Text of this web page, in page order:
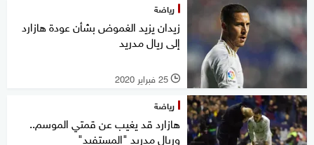
رياضة
زيدان يزيد الغموض بشأن عودة هازارد
إلى ريال مدريد
l 25 فبراير 2020
رياضة
هازارد قد يغيب عن قمتي الموسم..
وريال مدريد "المستفيد"